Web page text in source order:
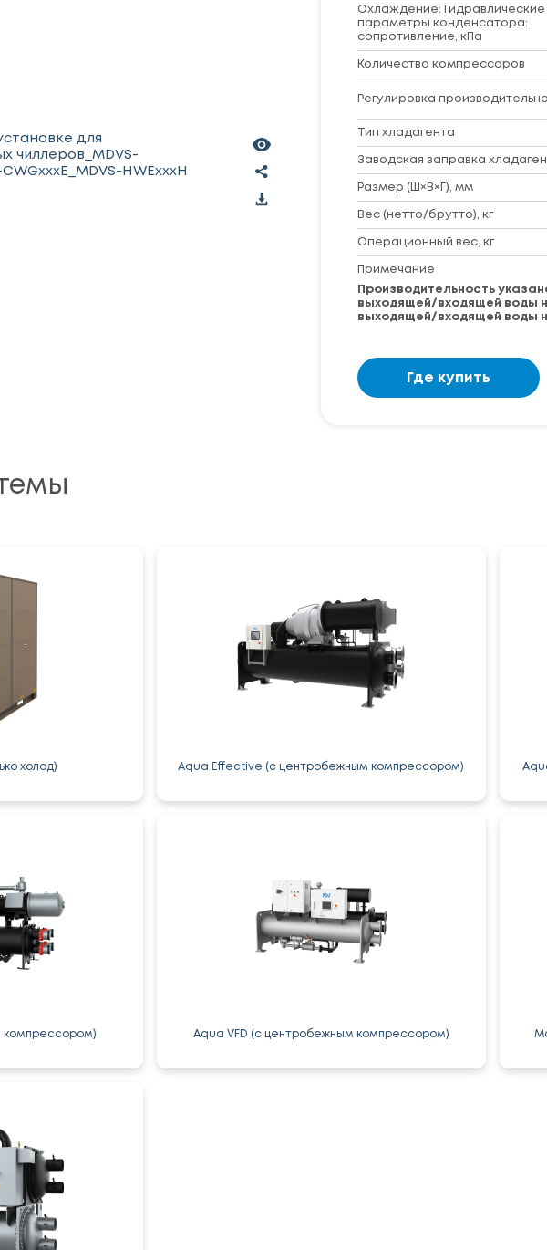
Охлаждение: Гидравлические
параметры конденсатора:
сопротивление, кПа
Количество компрессоров
Регулировка
Тип хладагента
Заводская заправка
Размер (Ш×В×Г), мм
Вес (нетто/брутто), кг
Операционный вес, кг
Примечание
Производительность
выходящей/входящей воды
выходящей/входящей воды
Где купить
для
чиллеров_MDVS-
HWExxxH
холод) Aqua Effective (с центробежным компрессором)
компрессором) Aqua VFD (с центробежным компрессором)